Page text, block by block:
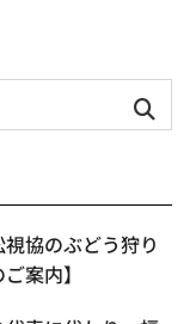
協のぶどう狩り
案内】